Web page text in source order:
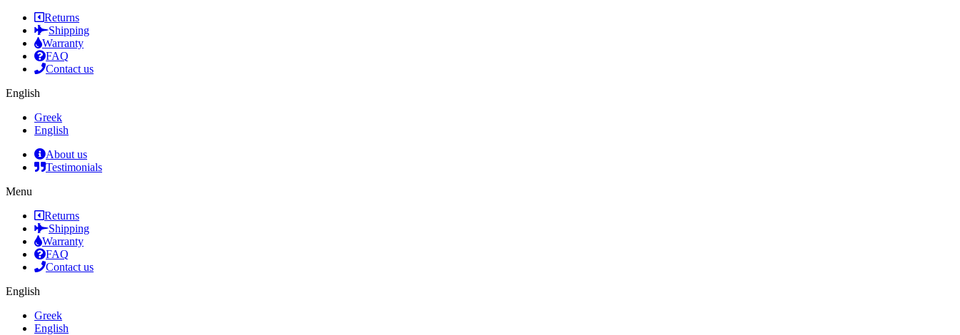
Returns
Shipping
Warranty
FAQ
Contact us
English
Greek
English
About us
Testimonials
Menu
Returns
Shipping
Warranty
FAQ
Contact us
English
Greek
English